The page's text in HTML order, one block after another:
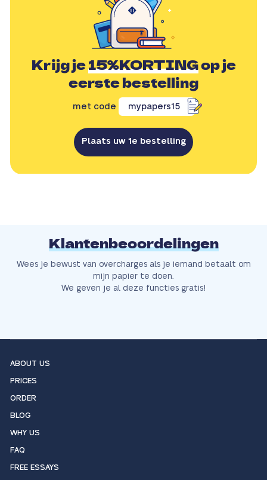
Krijg je15%KORTINGop je
eerste bestelling
met code mypapers15
Plaats uw 1e bestelling
Klantenbeoordelingen
Wees je bewust van overcharges als je iemand betaalt om
mijn papier te doen.
We geven je al deze functies gratis!
ABOUT US
PRICES
ORDER
BLOG
WHY US
FAQ
FREE ESSAYS